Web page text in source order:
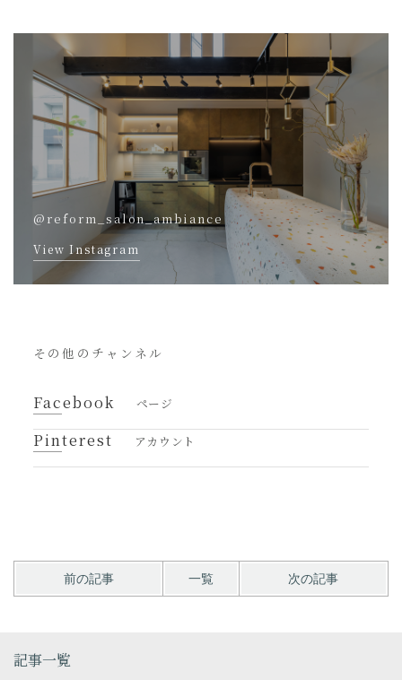
@reform_salon_ambiance
View Instagram
その他のチャンネル
Facebook ページ
Pinterest アカウント
前の記事 一覧 次の記事
記事一覧